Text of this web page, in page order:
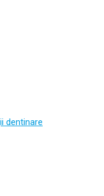
dentinare